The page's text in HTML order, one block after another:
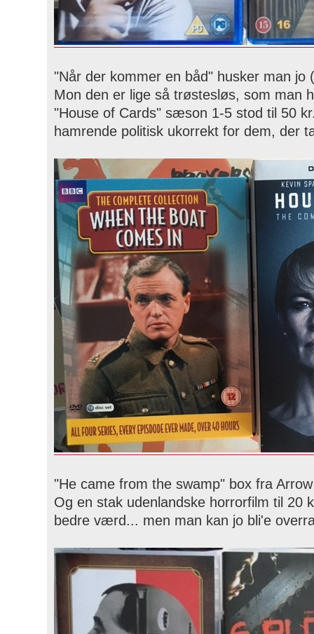
"Når der kommer en båd" husker man
Mon den er lige så trøstesløs, som man
"House of Cards" sæson 1-5 stod til 50
hamrende politisk ukorrekt for dem, der
"He came from the swamp" box fra
Og en stak udenlandske horrorfilm til 20
bedre værd... men man kan jo bli'e